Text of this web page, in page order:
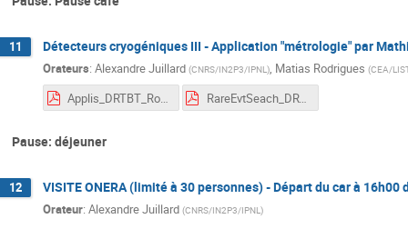
11 Détecteurs cryogéniques III - Application "métrologie" par
Orateurs: Alexandre Juillard (CNRS/IN2P3/IPNL), Matias Rodrigues (CEA/
Applis_DRTBT_Rodrigues to pdf.pdf RareEvtSeach_DRTBT2024_LowRes_AlexJuillard.pdf
Pause: déjeuner
12 VISITE ONERA (limité à 30 personnes) - Départ du car à
Orateur: Alexandre Juillard (CNRS/IN2P3/IPNL)